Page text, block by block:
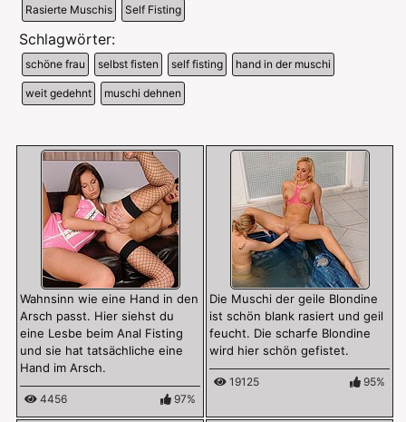
Rasierte Muschis Self Fisting
Schlagwörter:
schöne frau selbst fisten self fisting hand in der muschi
weit gedehnt muschi dehnen
Wahnsinn wie eine Hand in den
Arsch passt. Hier siehst du
eine Lesbe beim Anal Fisting
und sie hat tatsächliche eine
Hand im Arsch.
4456 97%
Die Muschi der geile Blondine
ist schön blank rasiert und geil
feucht. Die scharfe Blondine
wird hier schön gefistet.
19125 95%